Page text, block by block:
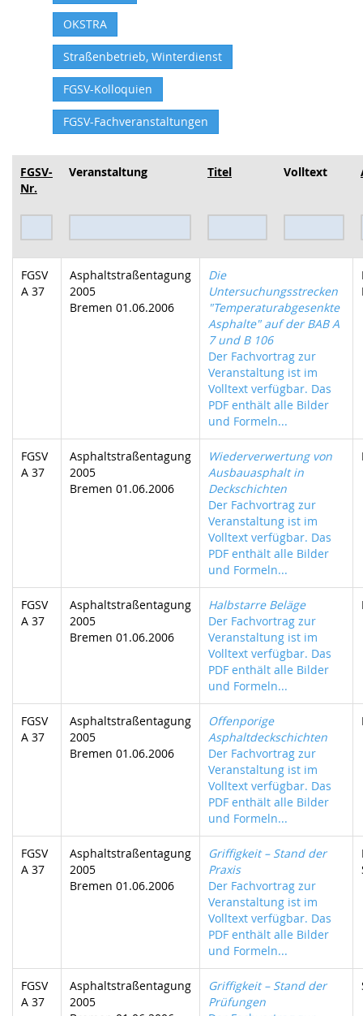
OKSTRA
Straßenbetrieb, Winterdienst
FGSV-Kolloquien
FGSV-Fachveranstaltungen
FGSV-
Nr.
Veranstaltung Titel Volltext
FGSV
A 37
Asphaltstraßentagung
2005
Bremen 01.06.2006
Die
Untersuchungsstrecken
"Temperaturabgesenkte
Asphalte" auf der BAB A
7 und B 106
Der Fachvortrag zur
Veranstaltung ist im
Volltext verfügbar. Das
PDF enthält alle Bilder
und Formeln...
FGSV
A 37
Asphaltstraßentagung
2005
Bremen 01.06.2006
Wiederverwertung von
Ausbauasphalt in
Deckschichten
Der Fachvortrag zur
Veranstaltung ist im
Volltext verfügbar. Das
PDF enthält alle Bilder
und Formeln...
FGSV
A 37
Asphaltstraßentagung
2005
Bremen 01.06.2006
Halbstarre Beläge
Der Fachvortrag zur
Veranstaltung ist im
Volltext verfügbar. Das
PDF enthält alle Bilder
und Formeln...
FGSV
A 37
Asphaltstraßentagung
2005
Bremen 01.06.2006
Offenporige
Asphaltdeckschichten
Der Fachvortrag zur
Veranstaltung ist im
Volltext verfügbar. Das
PDF enthält alle Bilder
und Formeln...
FGSV
A 37
Asphaltstraßentagung
2005
Bremen 01.06.2006
Griffigkeit – Stand der
Praxis
Der Fachvortrag zur
Veranstaltung ist im
Volltext verfügbar. Das
PDF enthält alle Bilder
und Formeln...
FGSV
A 37
Asphaltstraßentagung
2005
Griffigkeit – Stand der
Prüfungen